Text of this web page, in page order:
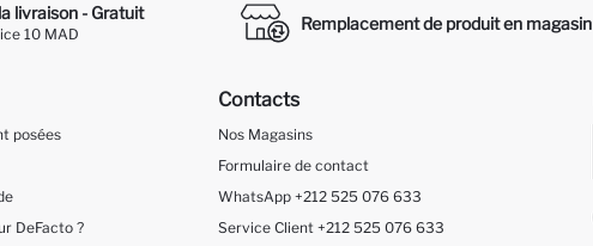
livraison - Gratuit
10 MAD
Remplacement de produit en magasin
posées
DeFacto ?
Contacts
Nos Magasins
Formulaire de contact
WhatsApp +212 525 076 633
Service Client +212 525 076 633